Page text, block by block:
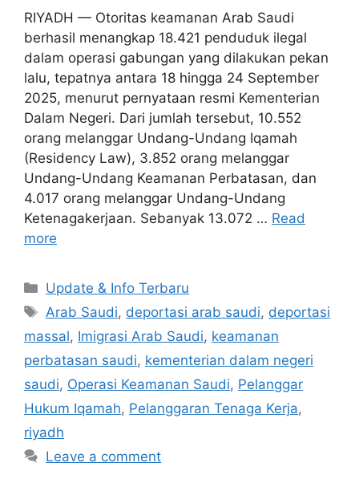
RIYADH — Otoritas keamanan Arab Saudi
berhasil menangkap 18.421 penduduk ilegal
dalam operasi gabungan yang dilakukan pekan
lalu, tepatnya antara 18 hingga 24 September
2025, menurut pernyataan resmi Kementerian
Dalam Negeri. Dari jumlah tersebut, 10.552
orang melanggar Undang-Undang Iqamah
(Residency Law), 3.852 orang melanggar
Undang-Undang Keamanan Perbatasan, dan
4.017 orang melanggar Undang-Undang
Ketenagakerjaan. Sebanyak 13.072 … Read
more
Categories
Update & Info Terbaru
Tags
Arab Saudi, deportasi arab saudi, deportasi
massal, Imigrasi Arab Saudi, keamanan
perbatasan saudi, kementerian dalam negeri
saudi, Operasi Keamanan Saudi, Pelanggar
Hukum Iqamah, Pelanggaran Tenaga Kerja,
riyadh
Leave a comment